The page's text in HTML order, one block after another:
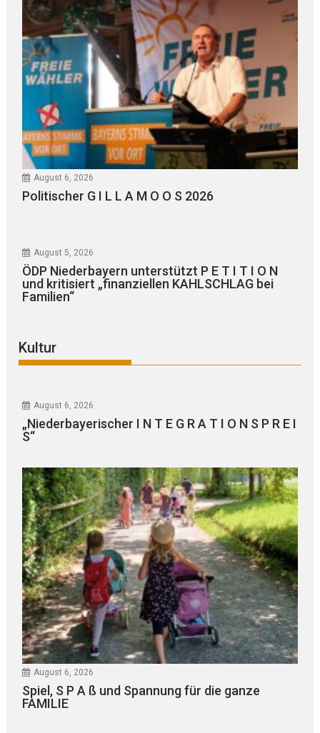
August 6, 2026
Politischer G I L L A M O O S 2026
August 5, 2026
ÖDP Niederbayern unterstützt P E T I T I O N
und kritisiert „finanziellen KAHLSCHLAG bei
Familien“
Kultur
August 6, 2026
„Niederbayerischer I N T E G R A T I O N S P R E I
S“
August 6, 2026
Spiel, S P A ß und Spannung für die ganze
FAMILIE